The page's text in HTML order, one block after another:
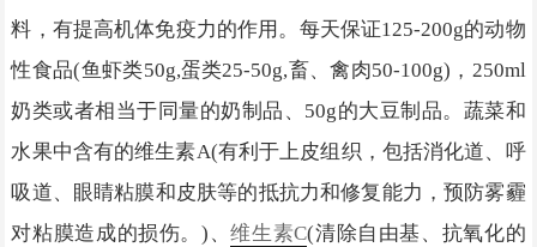
料，有提高机体免疫力的作用。每天保证125-200g的动物
性食品(鱼虾类50g,蛋类25-50g,畜、禽肉50-100g)，250ml
奶类或者相当于同量的奶制品、50g的大豆制品。蔬菜和
水果中含有的维生素A(有利于上皮组织，包括消化道、呼
吸道、眼睛粘膜和皮肤等的抵抗力和修复能力，预防雾霾
对粘膜造成的损伤。)、维生素C(清除自由基、抗氧化的